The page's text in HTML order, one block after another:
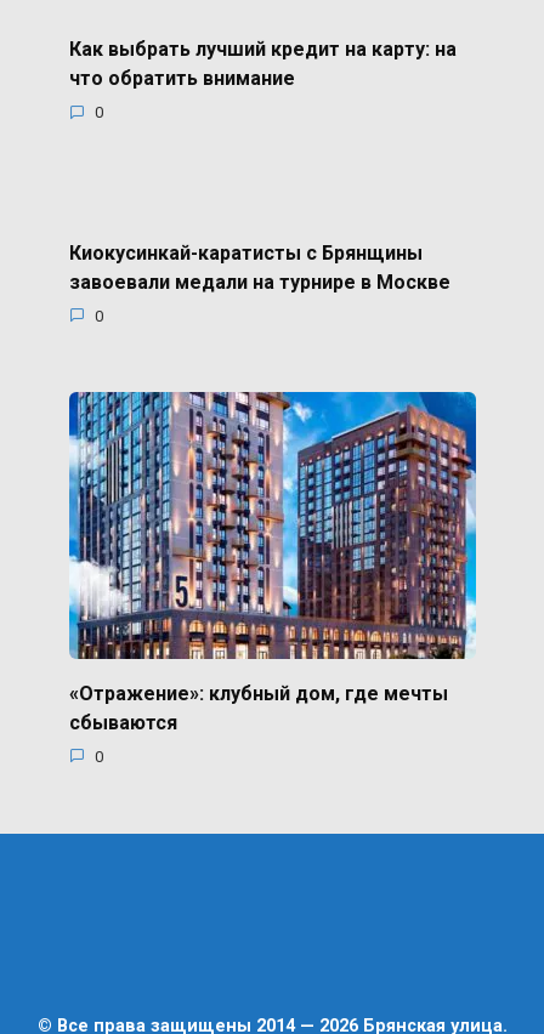
Как выбрать лучший кредит на карту: на
что обратить внимание
0
Киокусинкай-каратисты с Брянщины
завоевали медали на турнире в Москве
0
«Отражение»: клубный дом, где мечты
сбываются
0
© Все права защищены 2014 — 2026 Брянская улица.